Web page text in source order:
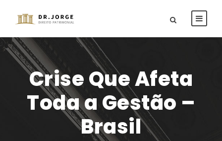
Crise Que Afeta
Toda a Gestão –
Brasil